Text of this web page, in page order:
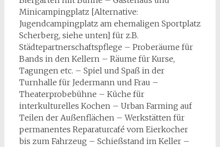
Minicampingplatz [Alternative:
Jugendcampingplatz am ehemaligen Sportplatz
Scherberg, siehe unten] für z.B.
Städtepartnerschaftspflege – Proberäume für
Bands in den Kellern – Räume für Kurse,
Tagungen etc. – Spiel und Spaß in der
Turnhalle für Jedermann und Frau –
Theaterprobebühne – Küche für
interkulturelles Kochen – Urban Farming auf
Teilen der Außenflächen – Werkstätten für
permanentes Reparaturcafé vom Eierkocher
bis zum Fahrzeug – Schießstand im Keller –